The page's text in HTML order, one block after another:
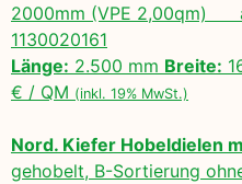
2000mm (VPE 2,00qm)
1130020161
Länge: 2.500 mm Breite:
€ / QM (inkl. 19% MwSt.)
Nord. Kiefer Hobeldielen
gehobelt, B-Sortierung